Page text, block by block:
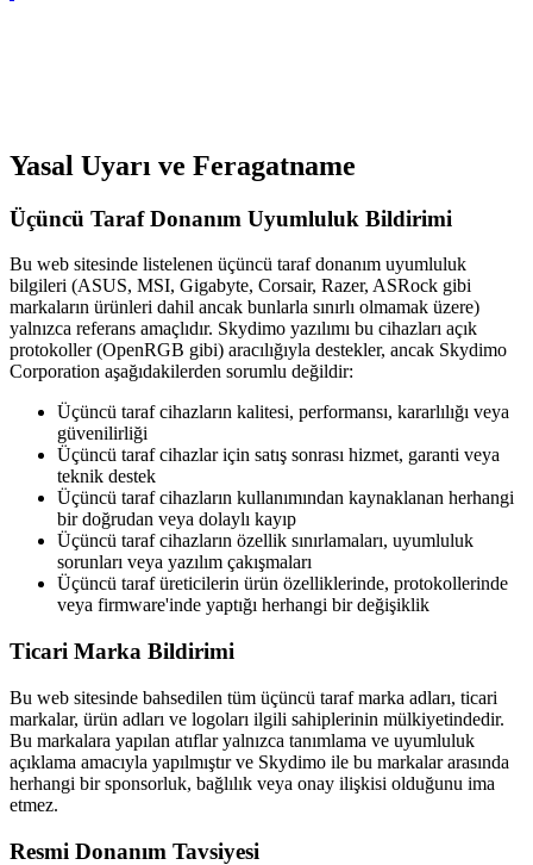
Yasal Uyarı ve Feragatname
Üçüncü Taraf Donanım Uyumluluk Bildirimi
Bu web sitesinde listelenen üçüncü taraf donanım uyumluluk
bilgileri (ASUS, MSI, Gigabyte, Corsair, Razer, ASRock gibi
markaların ürünleri dahil ancak bunlarla sınırlı olmamak üzere)
yalnızca referans amaçlıdır. Skydimo yazılımı bu cihazları açık
protokoller (OpenRGB gibi) aracılığıyla destekler, ancak Skydimo
Corporation aşağıdakilerden sorumlu değildir:
Üçüncü taraf cihazların kalitesi, performansı, kararlılığı veya
güvenilirliği
Üçüncü taraf cihazlar için satış sonrası hizmet, garanti veya
teknik destek
Üçüncü taraf cihazların kullanımından kaynaklanan herhangi
bir doğrudan veya dolaylı kayıp
Üçüncü taraf cihazların özellik sınırlamaları, uyumluluk
sorunları veya yazılım çakışmaları
Üçüncü taraf üreticilerin ürün özelliklerinde, protokollerinde
veya firmware'inde yaptığı herhangi bir değişiklik
Ticari Marka Bildirimi
Bu web sitesinde bahsedilen tüm üçüncü taraf marka adları, ticari
markalar, ürün adları ve logoları ilgili sahiplerinin mülkiyetindedir.
Bu markalara yapılan atıflar yalnızca tanımlama ve uyumluluk
açıklama amacıyla yapılmıştır ve Skydimo ile bu markalar arasında
herhangi bir sponsorluk, bağlılık veya onay ilişkisi olduğunu ima
etmez.
Resmi Donanım Tavsiyesi